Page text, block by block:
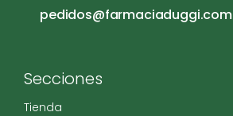
pedidos@farmaciaduggi.com
Secciones
Tienda